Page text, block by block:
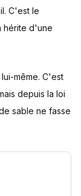
C'est le
hérite d'une
même. C'est
depuis la loi
sable ne fasse